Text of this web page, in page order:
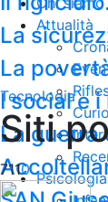
La
La
I social e
La guerra
Attualità
Psicologia
Tecnologia
Siti
7110